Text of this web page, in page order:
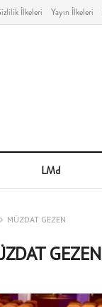
İlkeleri Yayın İlkeleri
LMd
MÜZDAT GEZEN
GEZEN